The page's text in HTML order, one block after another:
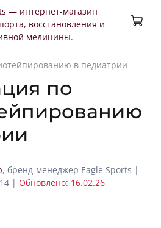
в педиатрии
по
, бренд-менеджер Eagle Sports |
| Обновлено: 16.02.26